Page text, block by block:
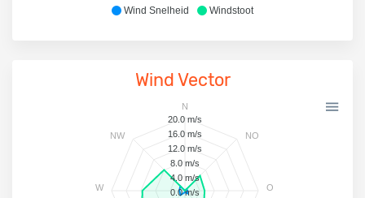
Wind Snelheid Windstoot
Wind Vector
N
NO
O
W
NW
20.0 m/s
16.0 m/s
12.0 m/s
8.0 m/s
4.0 m/s
0.0 m/s